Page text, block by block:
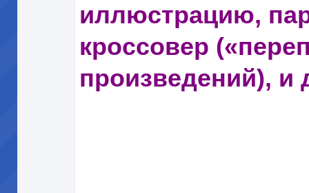
иллюстрацию,
кроссовер
произведений), и